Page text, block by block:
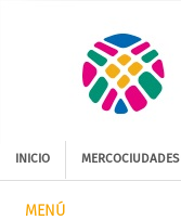
INICIO MERCOCIUDADES
MENÚ